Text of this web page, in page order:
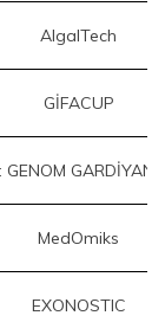
AlgalTech
GİFACUP
GENOM
MedOmiks
EXONOSTIC